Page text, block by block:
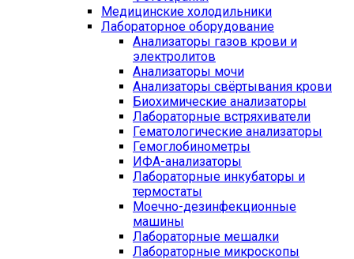
Медицинские холодильники
Лабораторное оборудование
Анализаторы газов крови и
электролитов
Анализаторы мочи
Анализаторы свёртывания крови
Биохимические анализаторы
Лабораторные встряхиватели
Гематологические анализаторы
Гемоглобинометры
ИФА-анализаторы
Лабораторные инкубаторы и
термостаты
Моечно-дезинфекционные
машины
Лабораторные мешалки
Лабораторные микроскопы